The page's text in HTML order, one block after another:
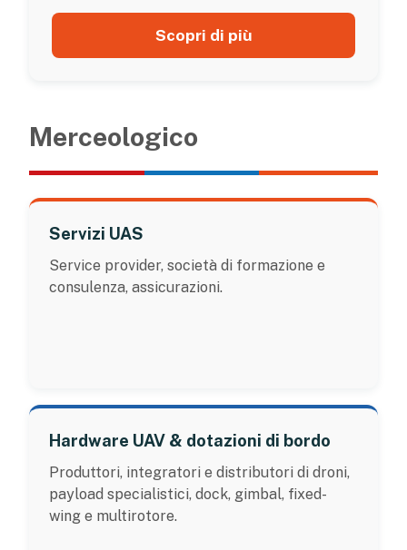
Scopri di più
Merceologico
Servizi UAS
Service provider, società di formazione e
consulenza, assicurazioni.
Hardware UAV & dotazioni di bordo
Produttori, integratori e distributori di droni,
payload specialistici, dock, gimbal, fixed-
wing e multirotore.